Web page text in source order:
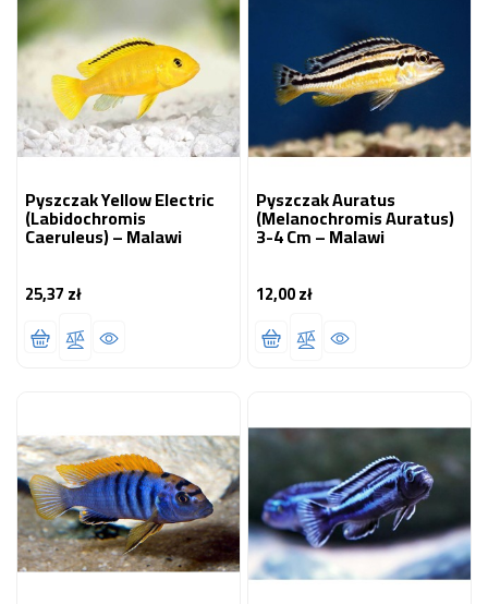
Pyszczak Yellow Electric
(Labidochromis
Caeruleus) – Malawi
25,37 złCena
Pyszczak Auratus
(Melanochromis Auratus)
3-4 Cm – Malawi
12,00 złCena